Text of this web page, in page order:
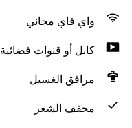
واي فاي مجاني
كابل أو قنوات فضائية
مرافق الغسيل
مجفف الشعر